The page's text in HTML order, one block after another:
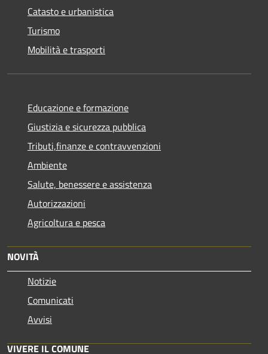
Catasto e urbanistica
Turismo
Mobilità e trasporti
Educazione e formazione
Giustizia e sicurezza pubblica
Tributi,finanze e contravvenzioni
Ambiente
Salute, benessere e assistenza
Autorizzazioni
Agricoltura e pesca
NOVITÀ
Notizie
Comunicati
Avvisi
VIVERE IL COMUNE